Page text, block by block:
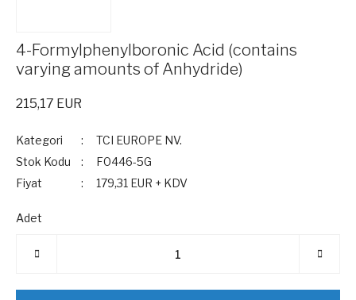
4-Formylphenylboronic Acid (contains
varying amounts of Anhydride)
215,17 EUR
Kategori
TCI EUROPE NV.
Stok Kodu
F0446-5G
Fiyat
179,31 EUR + KDV
Adet